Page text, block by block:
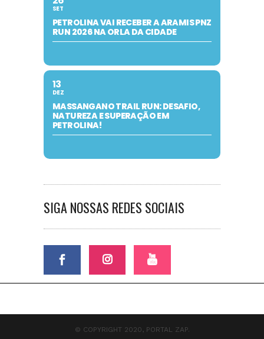
SET
PETROLINA VAI RECEBER A ARAMIS PNZ
RUN 2026 NA ORLA DA CIDADE
13
DEZ
MASSANGANO TRAIL RUN: DESAFIO,
NATUREZA E SUPERAÇÃO EM
PETROLINA!
SIGA NOSSAS REDES SOCIAIS
© COPYRIGHT 2020, PORTAL ZAP.